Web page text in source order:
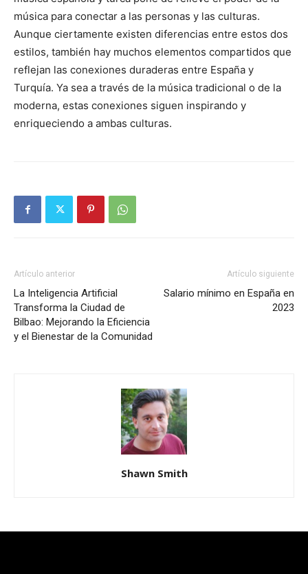
música para conectar a las personas y las culturas.
Aunque ciertamente existen diferencias entre estos dos
estilos, también hay muchos elementos compartidos que
reflejan las conexiones duraderas entre España y
Turquía. Ya sea a través de la música tradicional o de la
moderna, estas conexiones siguen inspirando y
enriqueciendo a ambas culturas.
Artículo anterior
La Inteligencia Artificial
Transforma la Ciudad de
Bilbao: Mejorando la Eficiencia
y el Bienestar de la Comunidad
Artículo siguiente
Salario mínimo en España en
2023
Shawn Smith